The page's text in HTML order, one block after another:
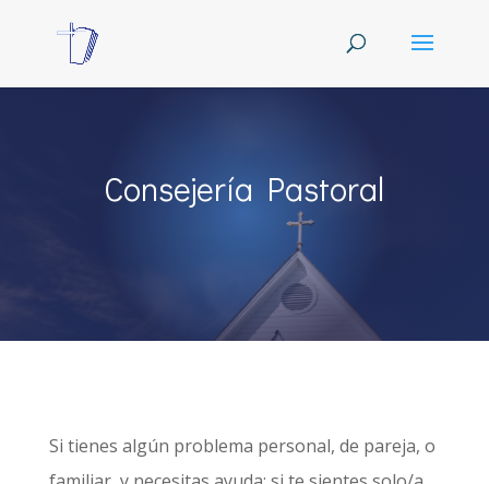
Consejería Pastoral
Si tienes algún problema personal, de pareja, o